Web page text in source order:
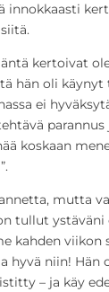
innokkaasti
kertoivat
hän oli käynyt
ei
koskaan
mutta
tullut ystäväni
kahden viikon
hyvä niin! Hän
– ja käy